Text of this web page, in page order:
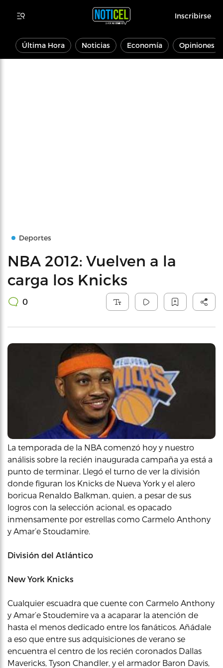
Inscribirse
Última Hora Noticias Economía Opiniones
Deportes
NBA 2012: Vuelven a la
carga los Knicks
0
La temporada de la NBA comenzó hoy y nuestro
análisis sobre la recién inaugurada campaña ya está a
punto de terminar. Llegó el turno de ver la división
donde figuran los Knicks de Nueva York y el alero
boricua Renaldo Balkman, quien, a pesar de sus
logros con la selección acional, es opacado
inmensamente por estrellas como Carmelo Anthony
y Amar’e Stoudamire.
División del Atlántico
New York Knicks
Cualquier escuadra que cuente con Carmelo Anthony
y Amar’e Stoudemire va a acaparar la atención de
hasta el menos dedicado entre los fanáticos. Añádale
a eso que entre sus adquisiciones de verano se
encuentra el centro de los recién coronados Dallas
Mavericks, Tyson Chandler, y el armador Baron Davis,